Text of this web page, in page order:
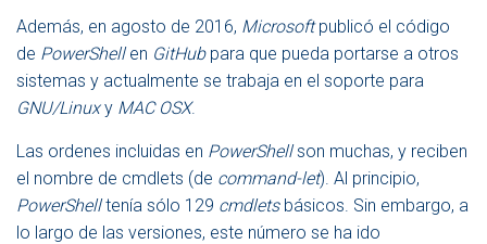
Además, en agosto de 2016, Microsoftpublicó el código
de PowerShellen GitHubpara que pueda portarse a otros
sistemas y actualmente se trabaja en el soporte para
GNU/Linuxy MAC OSX.
Las ordenes incluidas en PowerShellson muchas, y reciben
el nombre de cmdlets (de command-let). Al principio,
PowerShelltenía sólo 129 cmdletsbásicos. Sin embargo, a
lo largo de las versiones, este número se ha ido